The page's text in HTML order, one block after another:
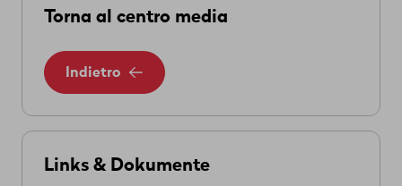
Torna al centro media
Indietro
Links & Dokumente